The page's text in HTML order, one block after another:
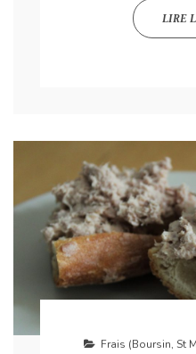
LIRE
Frais (Boursin, St